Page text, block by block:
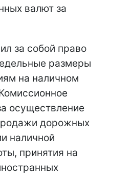
валют за
за собой право
размеры
на наличном
осуществление
дорожных
наличной
принятия на